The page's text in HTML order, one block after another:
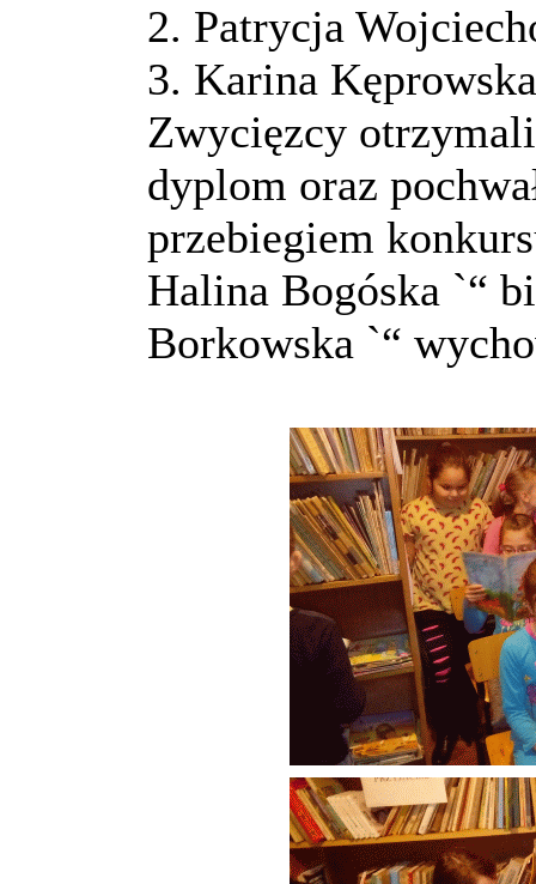
2. Patrycja
3. Karina
Zwycięzcy
dyplom oraz
przebiegiem
Halina Bogóska `“
Borkowska `“